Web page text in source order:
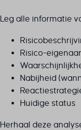
Leg alle informatie
Risico-eigenaar
Nabijheid
Huidige status
Herhaal deze